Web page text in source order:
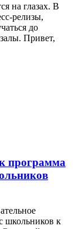
на глазах. В
релизы,
до
Привет,
программа
школьников к